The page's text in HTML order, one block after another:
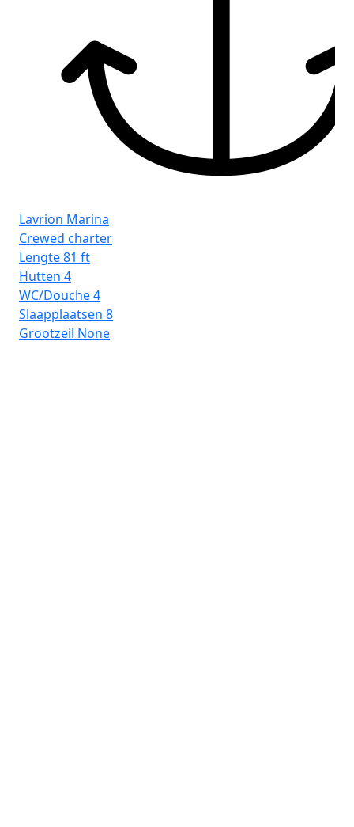
Lavrion Marina
Crewed charter
Lengte81 ft
Hutten 4
WC/Douche4
Slaapplaatsen 8
Grootzeil None